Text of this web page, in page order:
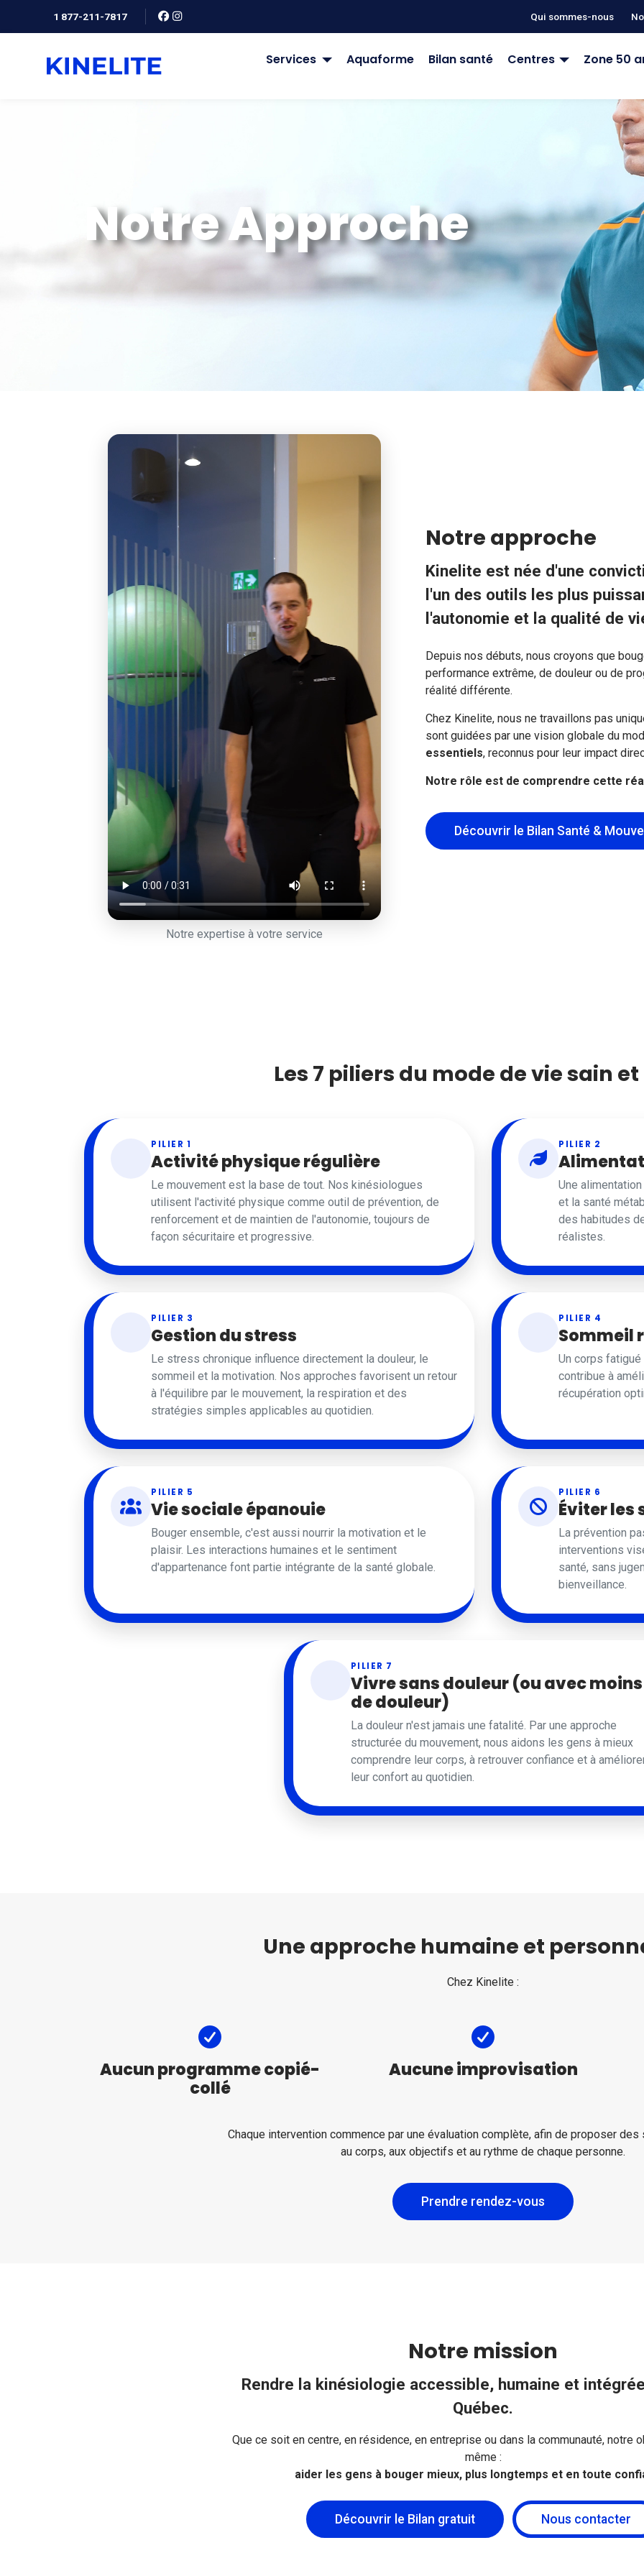
1 877-211-7817 Qui sommes-nous
Services Aquaforme Bilan santé Centres Zone 50
NotreApproche
Notre expertise à votre service
Notre approche
Kinelite est née d'une
l'un des outils les plus
l'autonomie et la qualité de
Depuis nos débuts, nous croyons que
performance extrême, de douleur ou de
réalité différente.
Chez Kinelite, nous ne travaillons pas
sont guidées par une vision globale du
essentiels, reconnus pour leur impact
Notre rôle est de comprendre cette
Découvrir le Bilan Santé &
Les 7 piliers du mode de vie sain
PILIER 1
Activité physique régulière
Le mouvement est la base de tout. Nos kinésiologues
utilisent l'activité physique comme outil de prévention, de
renforcement et de maintien de l'autonomie, toujours de
façon sécuritaire et progressive.
PILIER 2
Une
et la santé
des habitudes
réalistes.
PILIER 3
Gestion du stress
Le stress chronique influence directement la douleur, le
sommeil et la motivation. Nos approches favorisent un retour
à l'équilibre par le mouvement, la respiration et des
stratégies simples applicables au quotidien.
PILIER 4
Sommeil
Un corps
contribue à
récupération
PILIER 5
Vie sociale épanouie
Bouger ensemble, c'est aussi nourrir la motivation et le
plaisir. Les interactions humaines et le sentiment
d'appartenance font partie intégrante de la santé globale.
PILIER 6
Éviter les
La prévention
interventions
santé, sans
bienveillance.
PILIER 7
Vivre sans douleur (ou avec moins
de douleur)
La douleur n'est jamais une fatalité. Par une approche
structurée du mouvement, nous aidons les gens à mieux
comprendre leur corps, à retrouver confiance et à
leur confort au quotidien.
Une approche humaine et
Chez Kinelite :
Aucun programme copié-
collé
Aucune improvisation
Chaque intervention commence par une évaluation complète, afin de proposer
au corps, aux objectifs et au rythme de chaque personne.
Prendre rendez-vous
Notre mission
Rendre la kinésiologie accessible, humaine et
Québec.
Que ce soit en centre, en résidence, en entreprise ou dans la communauté, notre
même :
aider les gens à bouger mieux, plus longtemps et en toute
Découvrir le Bilan gratuit Nous contacter